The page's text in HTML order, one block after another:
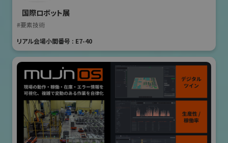
国際ロボット展
#要素技術
リアル会場小間番号 : E7-40